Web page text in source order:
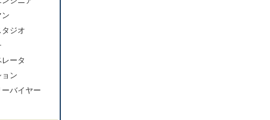
ン
ジオ
ータ
ョン
バイヤー